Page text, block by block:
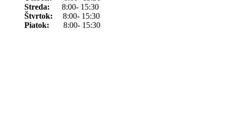
Streda: 8:00- 15:30
Štvrtok: 8:00- 15:30
Piatok: 8:00- 15:30